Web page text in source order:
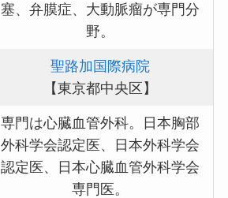
塞、弁膜症、大動脈瘤が専門分
野。
聖路加国際病院
【東京都中央区】
専門は心臓血管外科。日本胸部
外科学会認定医、日本外科学会
認定医、日本心臓血管外科学会
専門医。